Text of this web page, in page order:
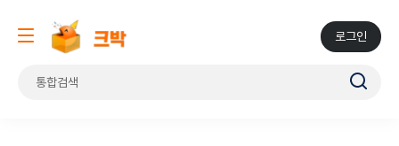
로그인